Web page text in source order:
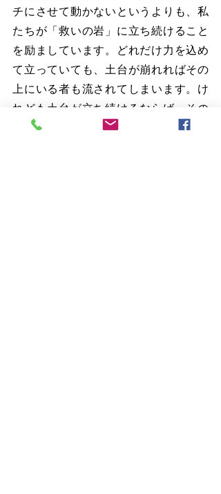
チにさせて動かないというよりも、私
たちが「救いの岩」に立ち続けること
を励ましています。どれだけ力を込め
て立っていても、土台が崩れればその
上にいる者も流されてしまいます。け
れども土台が立ち続けるならば、その
上にいる者も守られます。イエスさま